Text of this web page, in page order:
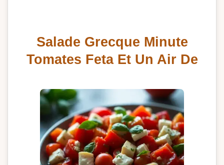
Salade Grecque Minute
Tomates Feta Et Un Air De